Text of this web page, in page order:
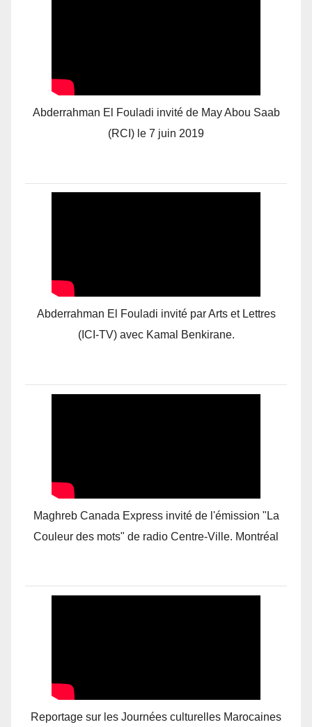
Abderrahman El Fouladi invité de May Abou Saab
(RCI) le 7 juin 2019
Abderrahman El Fouladi invité par Arts et Lettres
(ICI-TV) avec Kamal Benkirane.
Maghreb Canada Express invité de l'émission "La
Couleur des mots" de radio Centre-Ville. Montréal
Reportage sur les Journées culturelles Marocaines